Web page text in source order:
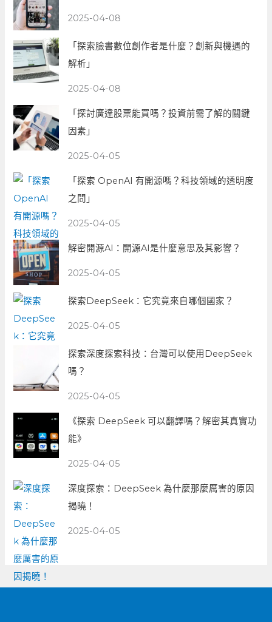
2025-04-08
「探索臉書數位創作者是什麼？創新與機遇的
解析」
2025-04-08
「探討廣達股票能買嗎？投資前需了解的關鍵
因素」
2025-04-05
「探索 OpenAI 有開源嗎？科技領域的透明度
之問」
2025-04-05
解密開源AI：開源AI是什麼意思及其影響？
2025-04-05
探索DeepSeek：它究竟來自哪個國家？
2025-04-05
探索深度探索科技：台灣可以使用DeepSeek
嗎？
2025-04-05
《探索 DeepSeek 可以翻譯嗎？解密其真實功
能》
2025-04-05
深度探索：DeepSeek 為什麼那麼厲害的原因
揭曉！
2025-04-05